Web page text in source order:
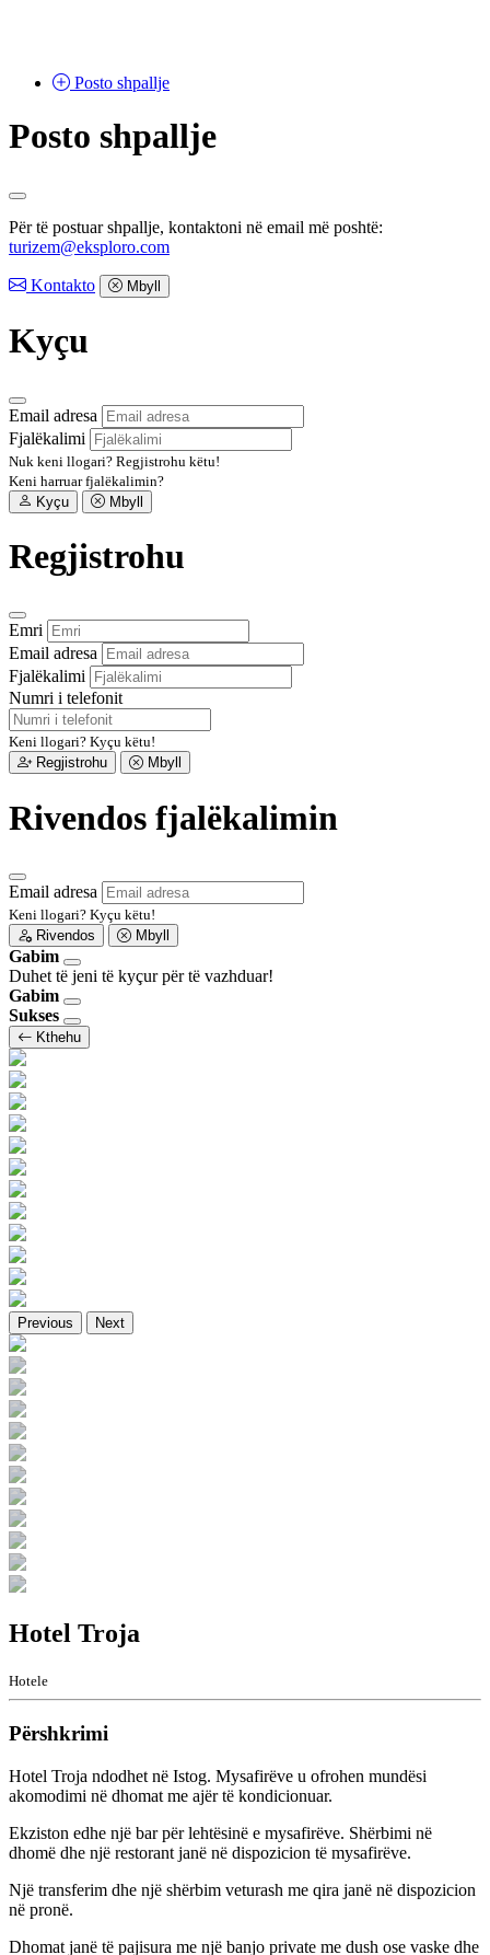
Posto shpallje
Posto shpallje
Për të postuar shpallje, kontaktoni në email më poshtë:
turizem@eksploro.com
Kontakto Mbyll
Kyçu
Email adresa
Fjalëkalimi
Nuk keni llogari? Regjistrohu këtu!
Keni harruar fjalëkalimin?
Kyçu
Mbyll
Regjistrohu
Emri
Email adresa
Fjalëkalimi
Numri i telefonit
Keni llogari? Kyçu këtu!
Regjistrohu
Mbyll
Rivendos fjalëkalimin
Email adresa
Keni llogari? Kyçu këtu!
Rivendos
Mbyll
Gabim
Duhet të jeni të kyçur për të vazhduar!
Gabim
Sukses
Kthehu
Previous Next
Hotel Troja
Hotele
Përshkrimi
Hotel Troja ndodhet në Istog. Mysafirëve u ofrohen mundësi
akomodimi në dhomat me ajër të kondicionuar.
Ekziston edhe një bar për lehtësinë e mysafirëve. Shërbimi në
dhomë dhe një restorant janë në dispozicion të mysafirëve.
Një transferim dhe një shërbim veturash me qira janë në dispozicion
në pronë.
Dhomat janë të pajisura me një banjo private me dush ose vaske dhe